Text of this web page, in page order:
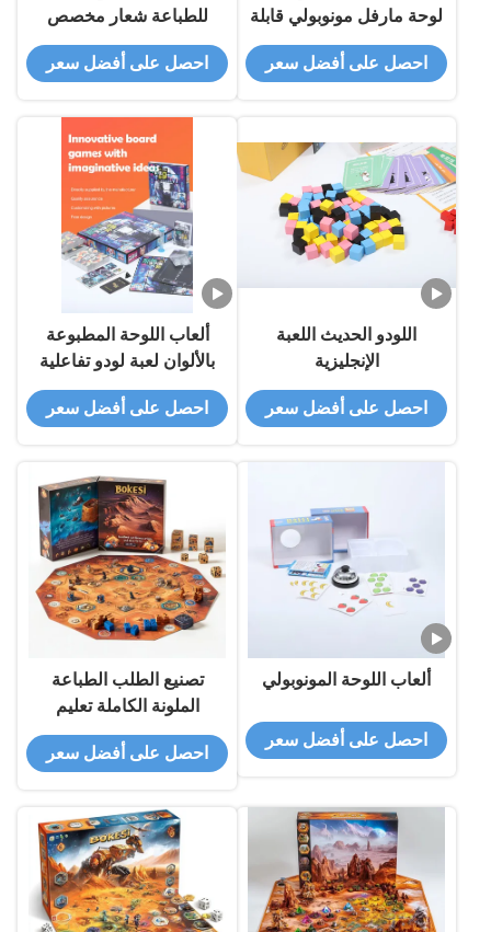
لوحة مارفل مونوبولي قابلة
للتخصيص
احصل على أفضل سعر
للطباعة شعار مخصص
للترفيه
احصل على أفضل سعر
اللودو الحديث اللعبة
الإنجليزية
احصل على أفضل سعر
ألعاب اللوحة المطبوعة
بالألوان لعبة لودو تفاعلية
لكل الأعمار
احصل على أفضل سعر
ألعاب اللوحة المونوبولي
احصل على أفضل سعر
تصنيع الطلب الطباعة
الملونة الكاملة تعليم
الأطفال تجربة أفضل ألعاب
اللوحة مع ألعابنا الصديقة
احصل على أفضل سعر